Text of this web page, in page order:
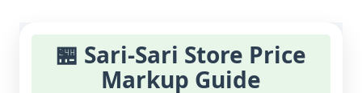
🏪 Sari-Sari Store Price
Markup Guide